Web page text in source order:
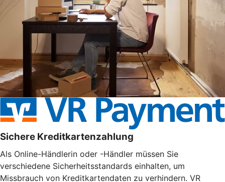
Sichere Kreditkartenzahlung
Als Online-Händlerin oder -Händler müssen Sie
verschiedene Sicherheitsstandards einhalten, um
Missbrauch von Kreditkartendaten zu verhindern. VR